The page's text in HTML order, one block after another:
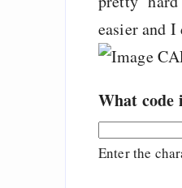
easier and I
What code
Enter the